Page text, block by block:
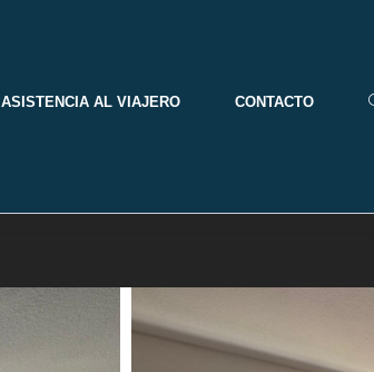
ASISTENCIA AL VIAJERO CONTACTO